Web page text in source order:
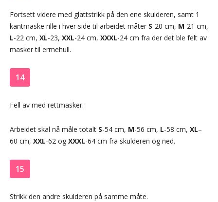
Fortsett videre med glattstrikk på den ene skulderen, samt 1
kantmaske rille i hver side til arbeidet måter S-20 cm, M-21 cm,
L-22 cm, XL-23, XXL-24 cm, XXXL-24 cm fra der det ble felt av
masker til ermehull.
14
Fell av med rettmasker.
Arbeidet skal nå måle totalt S-54 cm, M-56 cm, L-58 cm, XL–
60 cm, XXL-62 og XXXL-64 cm fra skulderen og ned.
15
Strikk den andre skulderen på samme måte.